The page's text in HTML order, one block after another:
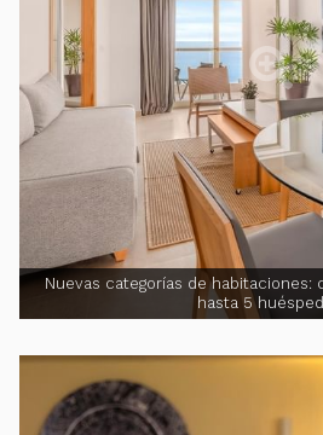
Nuevas categorías de habitaciones:
hasta 5